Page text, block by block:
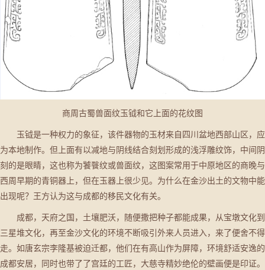
商周古蜀兽面纹玉钺和它上面的花纹图
玉钺是一种权力的象征，该件器物的玉材来自四川盆地西部山区，应
为本地制作。但上面有以减地与阴线结合刻划形成的浅浮雕纹饰，中间阴
刻的是眼睛，这也称为饕餮纹或兽面纹，这图案常用于中原地区的商晚与
西周早期的青铜器上，但在玉器上很少见。为什么在金沙出土的文物中能
出现呢？王方认为这与成都的移民文化有关。
成都，天府之国，土壤肥沃，随便撒把种子都能成果，从宝墩文化到
三星堆文化，再至金沙文化的环境不断吸引外来人员进入，来了便舍不得
走。如唐玄宗李隆基被迫迁都，他们在有高山作为屏障，环境舒适安逸的
成都安居，同时也带了了宫廷的工匠，大慈寺精妙绝伦的壁画便是印证。